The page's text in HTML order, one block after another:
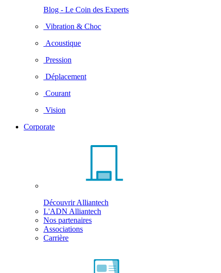
Blog - Le Coin des Experts
Vibration & Choc
Acoustique
Pression
Déplacement
Courant
Vision
Corporate
Découvrir Alliantech
L'ADN Alliantech
Nos partenaires
Associations
Carrière